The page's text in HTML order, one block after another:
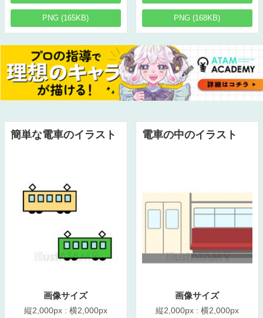
PNG (165KB) PNG (168KB)
簡単な電車のイラスト
画像サイズ
縦2,000px : 横2,000px
電車の中のイラスト
画像サイズ
縦2,000px : 横2,000px